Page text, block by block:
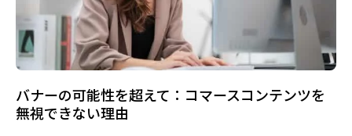
バナーの可能性を超えて：コマースコンテンツを
無視できない理由